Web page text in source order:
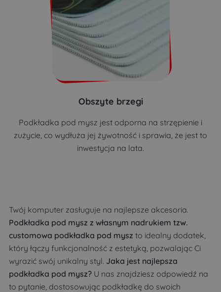
Obszyte brzegi
Podkładka pod mysz jest odporna na strzępienie i
zużycie, co wydłuża jej żywotność i sprawia, że jest to
inwestycja na lata.
Twój komputer zasługuje na najlepsze akcesoria.
Podkładka pod mysz z własnym nadrukiem tzw.
customowa podkładka pod mysz to idealny dodatek,
który łączy funkcjonalność z estetyką, pozwalając Ci
wyrazić swój unikalny styl. Jaka jest najlepsza
podkładka pod mysz? U nas znajdziesz odpowiedź na
to pytanie, dostosowując podkładkę do swoich